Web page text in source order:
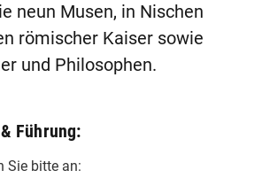
neun Musen, in Nischen
römischer Kaiser sowie
und Philosophen.
Führung:
Sie bitte an: